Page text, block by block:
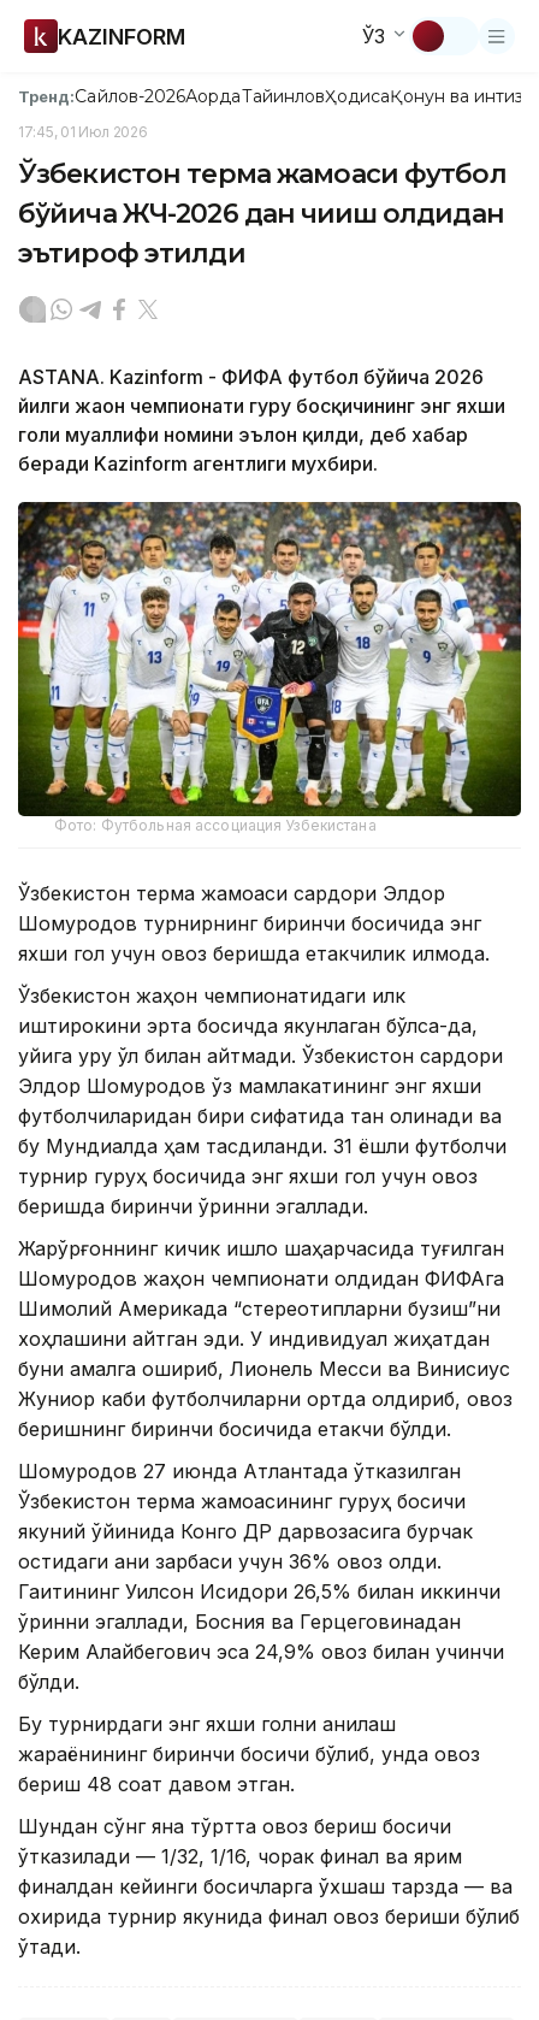
KAZINFORM ЎЗ
Тренд:Сайлов-2026АқордаТайинловҲодисаҚонун ва
17:45, 01 Июл 2026
Ўзбекистон терма жамоаси футбол
бўйича ЖЧ-2026 дан чиқиш олдидан
эътироф этилди
ASTANA. Kazinform - ФИФА футбол бўйича 2026
йилги жаҳон чемпионати гуруҳ босқичининг энг яхши
голи муаллифи номини эълон қилди, деб хабар
беради Kazinform агентлиги мухбири.
Фото: Футбольная ассоциация Узбекистана
Ўзбекистон терма жамоаси сардори Элдор
Шомуродов турнирнинг биринчи босқичида энг
яхши гол учун овоз беришда етакчилик қилмоқда.
Ўзбекистон жаҳон чемпионатидаги илк
иштирокини эрта босқичда якунлаган бўлса-да,
уйига қуруқ қўл билан қайтмади. Ўзбекистон сардори
Элдор Шомуродов ўз мамлакатининг энг яхши
футболчиларидан бири сифатида тан олинади ва
бу Мундиалда ҳам тасдиқланди. 31 ёшли футболчи
турнир гуруҳ босқичида энг яхши гол учун овоз
беришда биринчи ўринни эгаллади.
Жарқўрғоннинг кичик қишлоқ шаҳарчасида туғилган
Шомуродов жаҳон чемпионати олдидан ФИФАга
Шимолий Америкада “стереотипларни бузиш”ни
хоҳлашини айтган эди. У индивидуал жиҳатдан
буни амалга ошириб, Лионель Месси ва Винисиус
Жуниор каби футболчиларни ортда қолдириб, овоз
беришнинг биринчи босқичида етакчи бўлди.
Шомуродов 27 июнда Атлантада ўтказилган
Ўзбекистон терма жамоасининг гуруҳ босқичи
якуний ўйинида Конго ДР дарвозасига бурчак
остидаги аниқ зарбаси учун 36% овоз олди.
Гаитининг Уилсон Исидори 26,5% билан иккинчи
ўринни эгаллади, Босния ва Герцеговинадан
Керим Алайбегович эса 24,9% овоз билан учинчи
бўлди.
Бу турнирдаги энг яхши голни аниқлаш
жараёнининг биринчи босқичи бўлиб, унда овоз
бериш 48 соат давом этган.
Шундан сўнг яна тўртта овоз бериш босқичи
ўтказилади — 1/32, 1/16, чорак финал ва ярим
финалдан кейинги босқичларга ўхшаш тарзда — ва
охирида турнир якунида финал овоз бериши бўлиб
ўтади.